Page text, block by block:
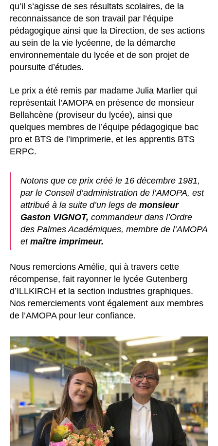
qu’il s’agisse de ses résultats scolaires, de la
reconnaissance de son travail par l’équipe
pédagogique ainsi que la Direction, de ses actions
au sein de la vie lycéenne, de la démarche
environnementale du lycée et de son projet de
poursuite d’études.
Le prix a été remis par madame Julia Marlier qui
représentait l’AMOPA en présence de monsieur
Bellahcène (proviseur du lycée), ainsi que
quelques membres de l’équipe pédagogique bac
pro et BTS de l’imprimerie, et les apprentis BTS
ERPC.
Notons que ce prix créé le 16 décembre 1981,
par le Conseil d’administration de l’AMOPA, est
attribué à la suite d’un legs de monsieur
Gaston VIGNOT, commandeur dans l’Ordre
des Palmes Académiques, membre de l’AMOPA
et maître imprimeur.
Nous remercions Amélie, qui à travers cette
récompense, fait rayonner le lycée Gutenberg
d’ILLKIRCH et la section industries graphiques.
Nos remerciements vont également aux membres
de l’AMOPA pour leur confiance.